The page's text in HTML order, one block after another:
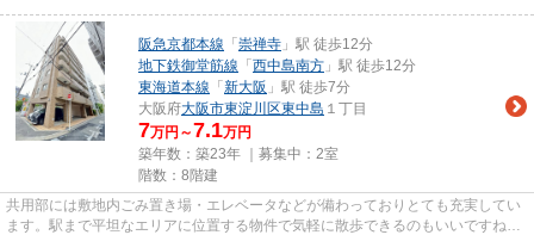
阪急京都本線 「 崇禅寺 」駅 徒歩12分
地下鉄御堂筋線 「 西中島南方 」駅 徒歩12分
東海道本線 「 新大阪 」駅 徒歩7分
大阪府大阪市東淀川区東中島 １丁目
7万円～7.1万円
築年数：築23年 ｜募集中： 2室
階数：8階建
共用部には敷地内ごみ置き場・エレベータなどが備わっておりとても充実してい
ます。駅まで平坦なエリアに位置する物件で気軽に散歩できるのもいいですね。